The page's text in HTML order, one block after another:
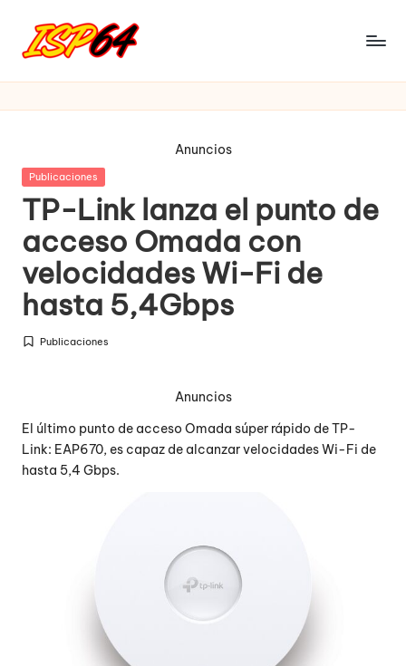
Saltar
contenido
I
S
6
4
Anuncios
Publicada
Publicaciones
TP-Link lanza el punto de
acceso Omada con
velocidades Wi-Fi de
hasta 5,4Gbps
Publicada
Publicaciones
Anuncios
El último punto de acceso Omada súper rápido de TP-
Link: EAP670, es capaz de alcanzar velocidades Wi-Fi de
hasta 5,4 Gbps.